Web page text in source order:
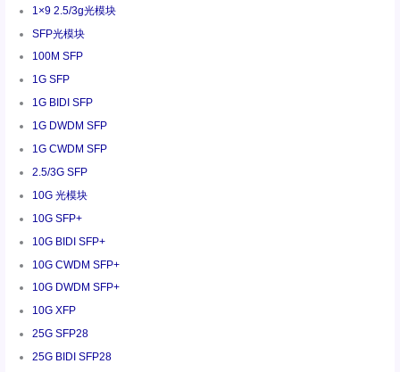
1×9 2.5/3g光模块
SFP光模块
100M SFP
1G SFP
1G BIDI SFP
1G DWDM SFP
1G CWDM SFP
2.5/3G SFP
10G 光模块
10G SFP+
10G BIDI SFP+
10G CWDM SFP+
10G DWDM SFP+
10G XFP
25G SFP28
25G BIDI SFP28